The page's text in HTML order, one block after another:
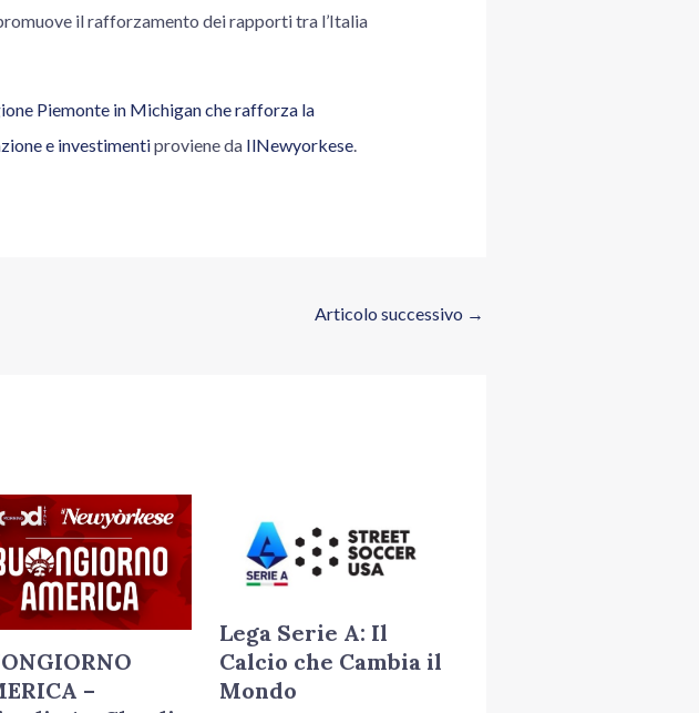
il rafforzamento dei rapporti tra l’Italia
Piemonte in Michigan che rafforza la
e investimentiproviene da IlNewyorkese.
Articolo successivo →
–
Lega Serie A: Il
Calcio che Cambia il
Mondo